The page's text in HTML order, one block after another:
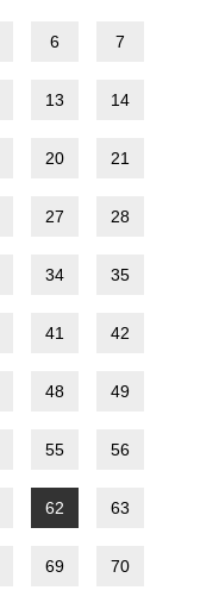
6 7
13 14
20 21
27 28
34 35
41 42
48 49
55 56
62 63
69 70